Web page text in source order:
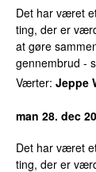
Det har været
ting, der er
at gøre
gennembrud -
Værter: Jeppe
man 28. dec
Det har været
ting, der er